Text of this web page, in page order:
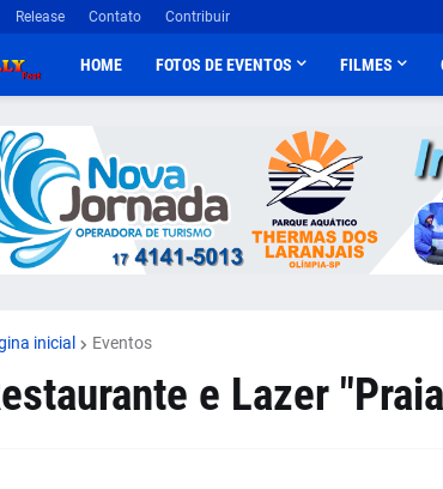
Release Contato Contribuir
HOME FOTOS DE EVENTOS FILMES
inicial Eventos
e Lazer